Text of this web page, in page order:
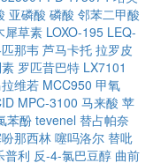
亚磷酸 磷酸 邻苯二甲酸
犀草素 LOXO-195 LEQ-
那韦 芦马卡托 拉罗皮
罗匹昔巴特 LX7101
维若 MCC950 甲氧
MPC-3100 马来酸 苹
苯酚 tevenel 替占帕奈
那西林 噻吗洛尔 替吡
普利 反-4-氯巴豆醇 曲前